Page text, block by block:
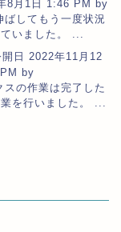
8月1日 1:46 PM by
してもう一度状況
いました。 ...
開日 2022年11月12
by
の作業は完了した
を行いました。 ...